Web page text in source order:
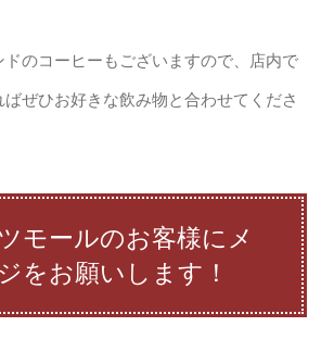
ドのコーヒーもございますので、店内で
ぜひお好きな飲み物と合わせてくださ
モールのお客様にメ
をお願いします！